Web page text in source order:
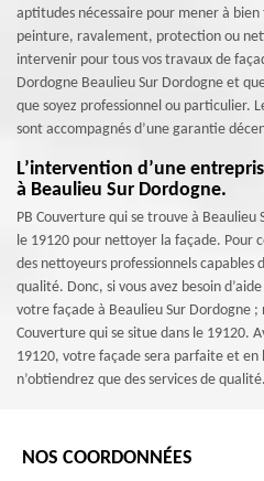
aptitudes nécessaire pour mener à bien
peinture, ravalement, protection ou
intervenir pour tous vos travaux de
Dordogne Beaulieu Sur Dordogne et
que soyez professionnel ou particulier.
sont accompagnés d’une garantie
L’intervention d’une
à Beaulieu Sur Dordogne.
PB Couverture qui se trouve à
le 19120 pour nettoyer la façade. Pour
des nettoyeurs professionnels capables
qualité. Donc, si vous avez besoin
votre façade à Beaulieu Sur Dordogne ;
Couverture qui se situe dans le 19120.
19120, votre façade sera parfaite et en
n’obtiendrez que des services de qualité.
NOS COORDONNÉES